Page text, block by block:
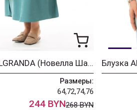
Платье ALGRANDA (Новелла Шарм) 4160
Размеры:
64,72,74,76
244 BYN268 BYN